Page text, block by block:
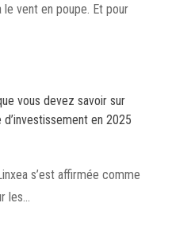
le vent en poupe. Et pour
vous devez savoir sur
en 2025
s’est affirmée comme
les…